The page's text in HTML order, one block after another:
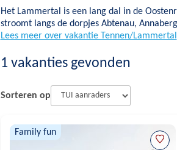
Het Lammertal is een lang dal in de
stroomt langs de dorpjes Abtenau,
Lees meer over vakantie Tennen/Lammertal
1vakanties gevonden
Sorteren op
Family fun